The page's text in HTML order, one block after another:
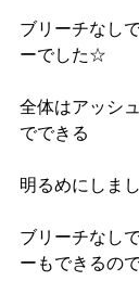
ブリーチなし
ーでした☆
全体はアッシ
でできる
明るめにしま
ブリーチなし
ーもできるの